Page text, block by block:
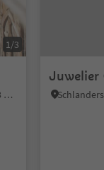
1/3
Winnebach, Innichen, Dolomitenregion 3 Zinnen
Juwelier